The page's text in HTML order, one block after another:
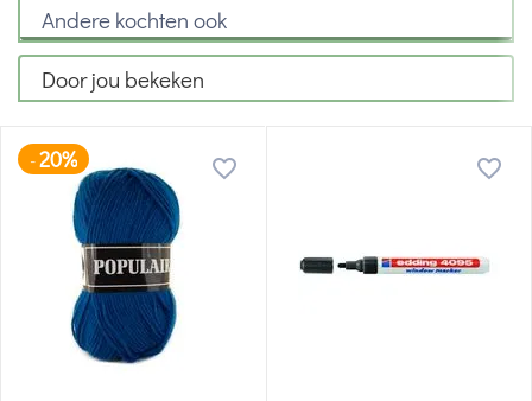
Andere kochten ook
Door jou bekeken
-20%